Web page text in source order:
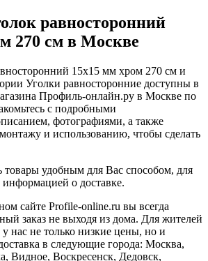
равносторонний
270 см в Москве
15х15 мм хром 270 см и
Уголки равносторонние доступны в
Профиль-онлайн.ру в Москве по
с подробными
фотографиями, а также
и использованию, чтобы сделать
удобным для Вас способом, для
информацией о доставке.
сайте Profile-online.ru вы всегда
заказ не выходя из дома. Для жителей
нас не только низкие цены, но и
в следующие города: Москва,
Видное, Воскресенск, Дедовск,